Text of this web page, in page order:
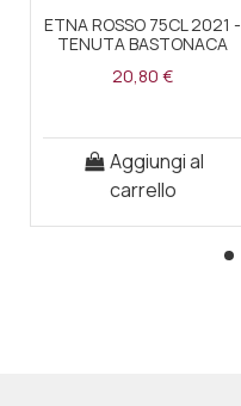
ETNA ROSSO 75CL 2021 -
TENUTA BASTONACA
20,80 €
Aggiungi al
carrello